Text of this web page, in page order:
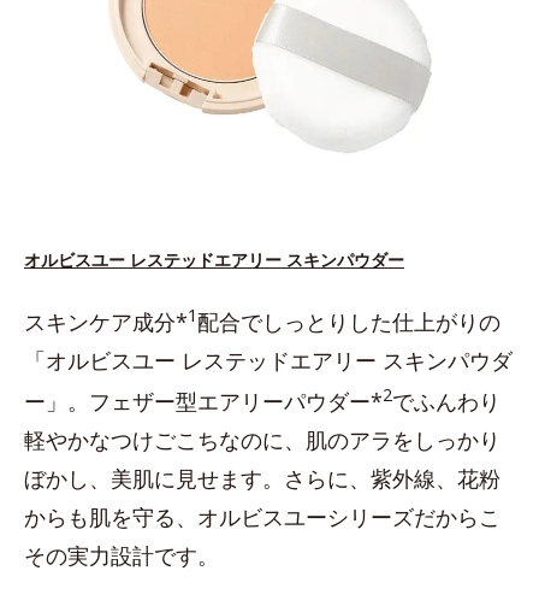
オルビスユー レステッドエアリー スキンパウダー
スキンケア成分*1配合でしっとりした仕上がりの
「オルビスユー レステッドエアリー スキンパウダ
ー」。フェザー型エアリーパウダー*2でふんわり
軽やかなつけごこちなのに、肌のアラをしっかり
ぼかし、美肌に見せます。さらに、紫外線、花粉
からも肌を守る、オルビスユーシリーズだからこ
その実力設計です。